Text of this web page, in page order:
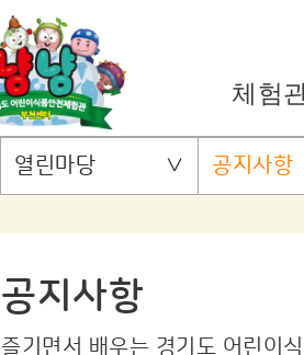
체험
열린마당 공지사항
공지사항
즐기면서 배우는 경기도 어린이